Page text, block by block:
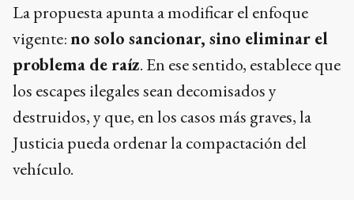
La propuesta apunta a modificar el enfoque
vigente:no solo sancionar, sino eliminar el
problema de raíz. En ese sentido, establece que
los escapes ilegales sean decomisados y
destruidos, y que, en los casos más graves, la
Justicia pueda ordenar la compactación del
vehículo.